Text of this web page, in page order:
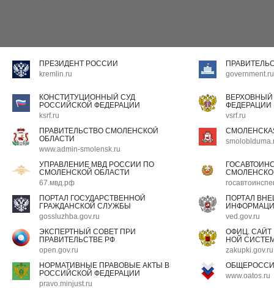
ПРЕЗИДЕНТ РОССИИ
kremlin.ru
government.ru
КОНСТИТУЦИОННЫЙ СУД
РОССИЙСКОЙ ФЕДЕРАЦИИ
ksrf.ru
ФЕДЕРАЦИИ
vsrf.ru
ПРАВИТЕЛЬСТВО СМОЛЕНСКОЙ
ОБЛАСТИ
www.admin-smolensk.ru
УПРАВЛЕНИЕ МВД РОССИИ ПО
СМОЛЕНСКОЙ ОБЛАСТИ
67.мвд.рф
ПОРТАЛ ГОСУДАРСТВЕННОЙ
ГРАЖДАНСКОЙ СЛУЖБЫ
gossluzhba.gov.ru
ПОРТАЛ
ved.gov.ru
ЭКСПЕРТНЫЙ СОВЕТ ПРИ
ПРАВИТЕЛЬСТВЕ РФ
open.gov.ru
ОФИЦ.
НОЙ
zakupki.gov.ru
НОРМАТИВНЫЕ ПРАВОВЫЕ АКТЫ В
РОССИЙСКОЙ ФЕДЕРАЦИИ
pravo.minjust.ru
www.oatos.ru